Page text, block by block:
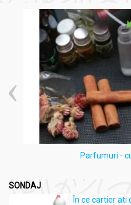
Parfumuri -
SONDAJ
În ce cartier ati